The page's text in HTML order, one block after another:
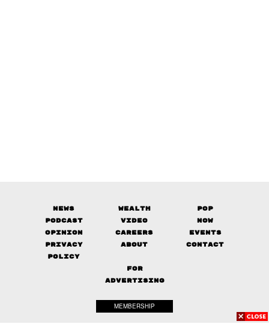
News Wealth
Pop
Podcast
Video
Now
Opinion
Careers
Events
Privacy
Policy
About Contact
FOR
ADVERTISING
MEMBERSHIP